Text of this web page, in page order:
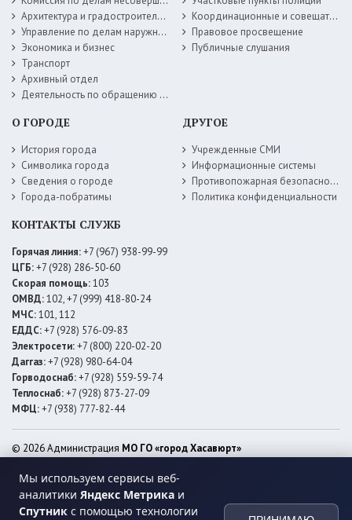
Мы используем сервисы веб-
аналитики Яндекс Метрика и
Спутник с помощью технологии
Архитектура и градостроительство
Управление по делам наружной рекламы
Экономика и бизнес
Транспорт
Архивный отдел
Деятельность по обращению с животными без владельцев
Координационные и совещательные органы
Правовое просвещение
Публичные слушания
О ГОРОДЕ
История города
Символика города
Сведения о городе
Города-побратимы
ДРУГОЕ
Учрежденные СМИ
Информационные системы
Противопожарная безопасность
Политика конфиденциальности
КОНТАКТЫ СЛУЖБ
Горячая линия:+7 (967) 938-99-99
ЦГБ:+7 (928) 286-50-60
Скорая помощь:103
ОМВД:102, +7 (999) 418-80-24
МЧС:101, 112
ЕДДС:+7 (928) 576-09-83
Электросети:+7 (800) 220-02-20
Даггаз:+7 (928) 980-64-04
Горводоснаб:+7 (928) 559-59-74
Теплоснаб:+7 (928) 873-27-09
МФЦ:+7 (938) 777-82-44
© 2026 Администрация МО ГО «город Хасавюрт»